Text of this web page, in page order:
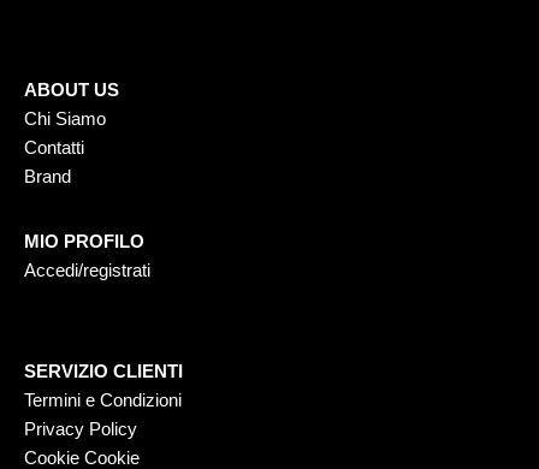
ABOUT US
Chi Siamo
Contatti
Brand
MIO PROFILO
Accedi/registrati
SERVIZIO CLIENTI
Termini e Condizioni
Privacy Policy
Cookie Cookie